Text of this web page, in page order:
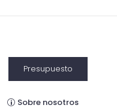
Presupuesto
Sobre nosotros